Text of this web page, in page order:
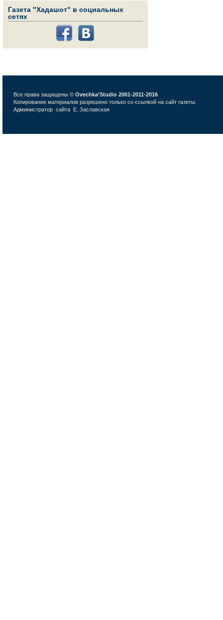
Газета "Хадашот" в социальных
сетях
Все права защищены © Ovechka’Studio 2001-2011-2016
Копирование материалов разрешено только со ссылкой на сайт газеты.
Администратор сайта Е. Заславская